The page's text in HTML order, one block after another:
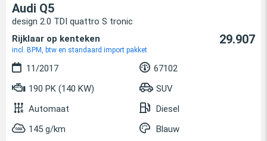
Audi Q5
design 2.0 TDI quattro S tronic
Rijklaar op kenteken
incl. BPM, btw en standaard import pakket
29.907
11/2017
67102
190 PK (140 KW)
SUV
Automaat
Diesel
145 g/km
Blauw